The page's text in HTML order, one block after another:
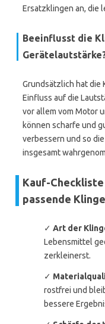
Ersatzklingen an, die
Beeinflusst die
Grundsätzlich hat die
Einfluss auf die
vor allem vom Motor
können scharfe und
verbessern und so
insgesamt
Kauf-
passende
✓ Art der
Lebensmittel
zerkleinerst.
✓
rostfrei und
bessere